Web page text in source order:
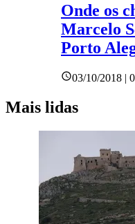
Onde os
Marcelo
Porto
03/10/2018 |
Mais lidas